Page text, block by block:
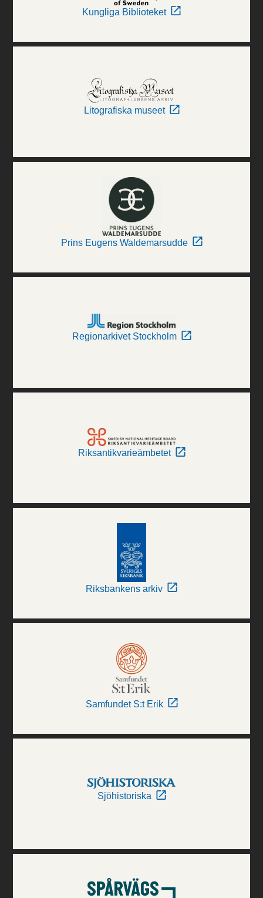
Kungliga Biblioteket
Litografiska museet
Prins Eugens Waldemarsudde
Regionarkivet Stockholm
Riksantikvarieämbetet
Riksbankens arkiv
Samfundet S:t Erik
Sjöhistoriska